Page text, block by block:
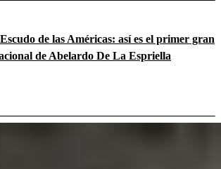
de las Américas: así es el primer gran
de Abelardo De La Espriella